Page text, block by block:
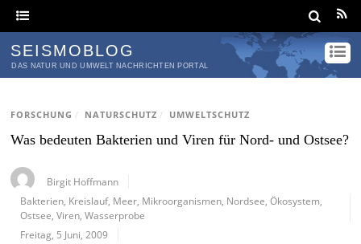
SEISMOBLOG
DAS NATUR UND UMWELT NACHRICHTEN PORTAL
FORSCHUNG / NATURSCHUTZ / UMWELTSCHUTZ
Was bedeuten Bakterien und Viren für Nord- und Ostsee?
Birgit Hoffmann
Bakterien Kreislauf, Meer Mikroorganismen Nordsee ,Ökosystem
Ostsee ,Viren ,Wasserprobe
Freitag, 5 Juni, 2009